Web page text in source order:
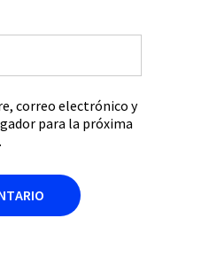
correo electrónico y
para la próxima